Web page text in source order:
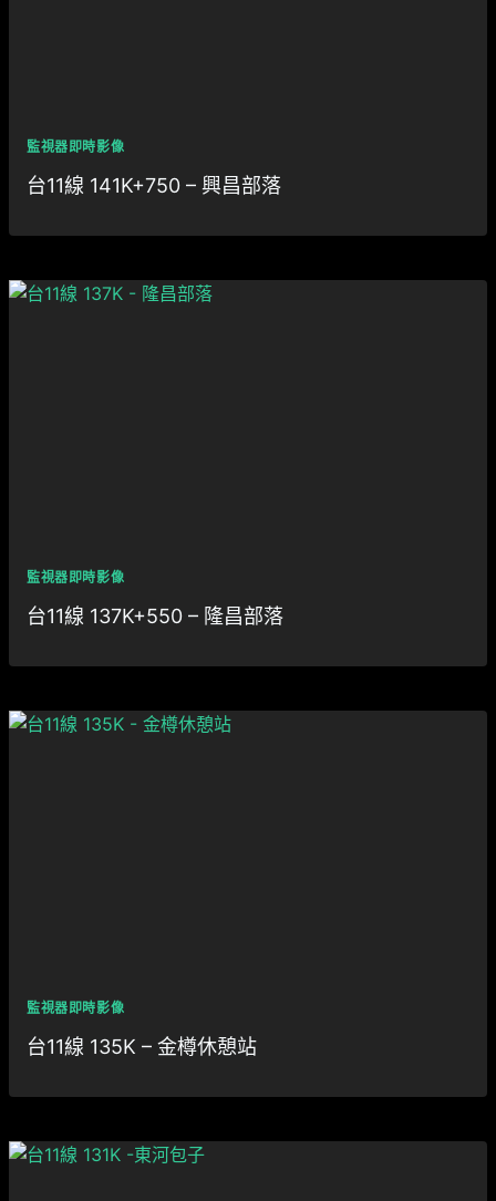
監視器即時影像
台11線 141K+750 – 興昌部落
監視器即時影像
台11線 137K+550 – 隆昌部落
監視器即時影像
台11線 135K – 金樽休憩站